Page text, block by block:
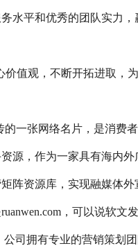
水平和优秀的团队实力
值观，不断开拓进取，
的一张网络名片，是消费
源，作为一家具有海内
阵资源库，实现融媒体
，可以说软文
公司拥有专业的营销策划